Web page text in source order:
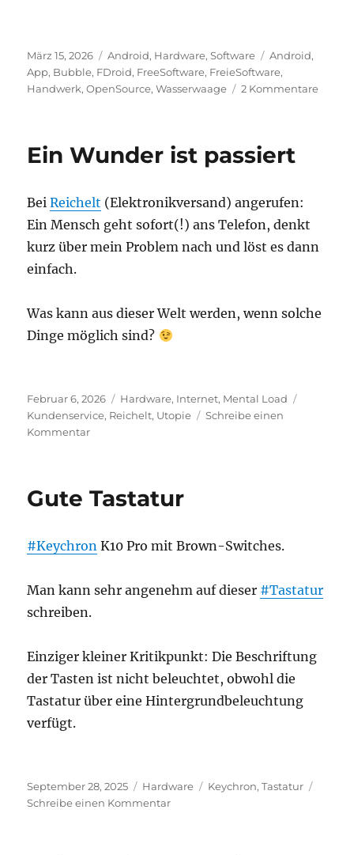
Veröffentlicht
am
März 15, 2026 Kategorien
Android, Hardware,Software Schlagwörter
Android,
App, Bubble, FDroid, FreeSoftware, FreieSoftware,
Handwerk,OpenSource,Wasserwaage 2 Kommentarezu
Ein Wunder ist passiert
BeiReichelt (Elektronikversand) angerufen:
Ein Mensch geht sofort(!) ans Telefon, denkt
kurz über mein Problem nach und löst es dann
einfach.
Was kann aus dieser Welt werden, wenn solche
Dinge möglich sind?
Veröffentlicht
am
Februar 6, 2026 Kategorien
Hardware, Internet, Mental Load
Kundenservice, Reichelt, Utopie
Schreibe einen
Kommentarzu
passiert
Gute Tastatur
#Keychron K10 Pro mit Brown-Switches.
Man kann sehr angenehm auf dieser #Tastatur
schreiben.
Einziger kleiner Kritikpunkt: Die Beschriftung
der Tasten ist nicht beleuchtet, obwohl die
Tastatur über eine Hintergrundbeleuchtung
verfügt.
Veröffentlicht
am
September 28, 2025 Kategorien
Hardware Schlagwörter
Keychron,Tastatur
Schreibe einen Kommentarzu